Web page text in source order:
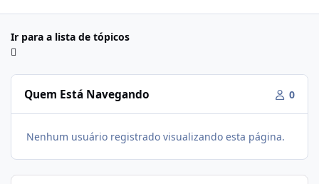
Ir para a lista de tópicos
Quem Está Navegando 0
Nenhum usuário registrado visualizando esta página.